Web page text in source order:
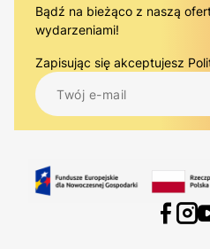
Bądź na bieżąco z naszą
wydarzeniami!
Zapisując się akceptujesz